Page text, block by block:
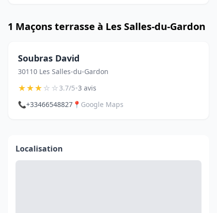
1 Maçons terrasse à Les Salles-du-Gardon
Soubras David
30110 Les Salles-du-Gardon
★★★☆☆3.7/5•3 avis
📞+33466548827 📍 Google Maps
Localisation